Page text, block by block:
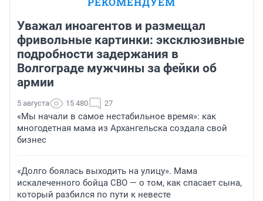
Уважал иноагентов и размещал
фривольные картинки: эксклюзивные
подробности задержания в
Волгограде мужчины за фейки об
армии
5 августа 15 480 27
«Мы начали в самое нестабильное время»: как
многодетная мама из Архангельска создала свой
бизнес
«Долго боялась выходить на улицу». Мама
искалеченного бойца СВО — о том, как спасает сына,
который разбился по пути к невесте